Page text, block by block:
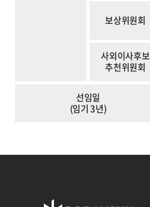
보상위원회
사외이사후보
추천위원회
선임일
(임기 3년)